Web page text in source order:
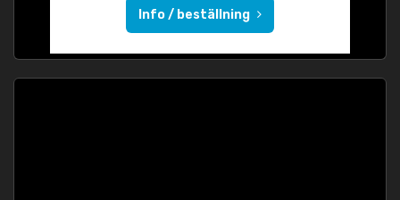
Info / beställning